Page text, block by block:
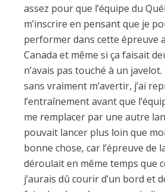
assez pour que l’équipe du
m’inscrire en pensant que je
performer dans cette épreuve
Canada et même si ça faisait
n’avais pas touché à un
sans vraiment m’avertir, j’ai
l’entraînement avant que
me remplacer par une autre
pouvait lancer plus loin que
bonne chose, car l’épreuve de
déroulait en même temps que
j’aurais dû courir d’un bord et